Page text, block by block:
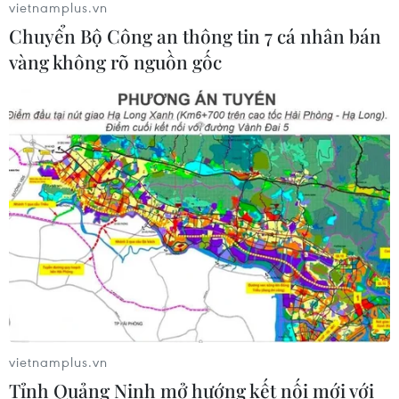
05/08/2026 02:59
Xem thêm
CƠ QUAN CHỦ QUẢN: THÔNG TẤN XÃ VIỆT NAM
Tổng Biên tập: TRẦN TIẾN DUẨN
Phó Tổng Biên tập: NGUYỄN THỊ TÁM, KHÚC THANH
Quy định sử dụng
RSS
Hỗ trợ
vietnamplus.vn
Chuyển Bộ Công an thông tin 7 cá nhân bán
vàng không rõ nguồn gốc
vietnamplus.vn
Tỉnh Quảng Ninh mở hướng kết nối mới với